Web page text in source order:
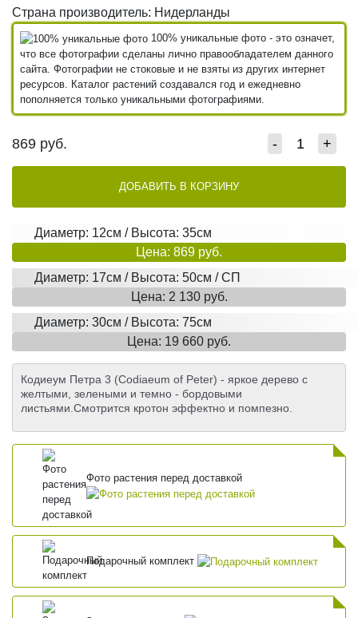
Страна производитель: Нидерланды
100% уникальные фото - это означет,
что все фотографии сделаны лично правообладателем данного
сайта. Фотографии не стоковые и не взяты из других интернет
ресурсов. Каталог растений создавался год и ежедневно
пополняется только уникальными фотографиями.
869 руб. - +
ДОБАВИТЬ В КОРЗИНУ
Диаметр: 12см / Высота: 35см
Цена: 869 руб.
Диаметр: 17см / Высота: 50см / СП
Цена: 2 130 руб.
Диаметр: 30см / Высота: 75см
Цена: 19 660 руб.
Кодиеум Петра 3 (Codiaeum of Peter) - яркое дерево с
желтыми, зелеными и темно - бордовыми
листьями.Смотрится кротон эффектно и помпезно.
Фото растения перед доставкой
Подарочный комплект